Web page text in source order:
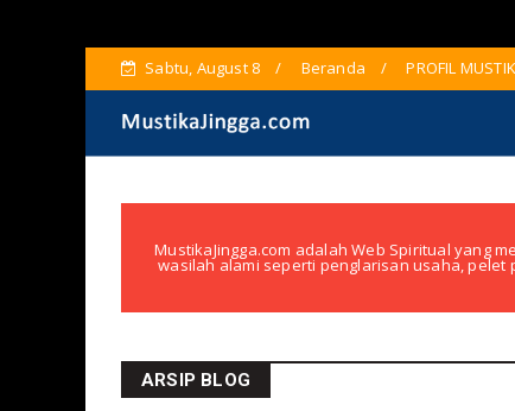
Sabtu, August 8 Beranda PROFIL
MustikaJingga.com adalah Web Spiritual yang
wasilah alami seperti penglarisan usaha, pelet
ARSIP BLOG